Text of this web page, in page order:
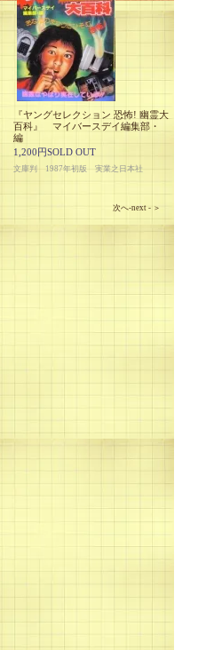
『ヤングセレクション 恐怖! 幽霊大
百科』 マイバースデイ編集部・
編
1,200円SOLD OUT
文庫判 1987年初版 実業之日本社
次へ-next - ＞